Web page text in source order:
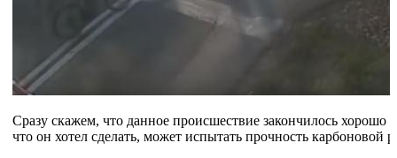
Сразу скажем, что данное происшествие закончилось
что он хотел сделать, может испытать прочность карбоновой